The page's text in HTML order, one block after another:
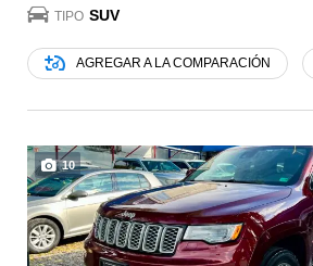
TIPO SUV
AGREGAR A LA COMPARACIÓN
10